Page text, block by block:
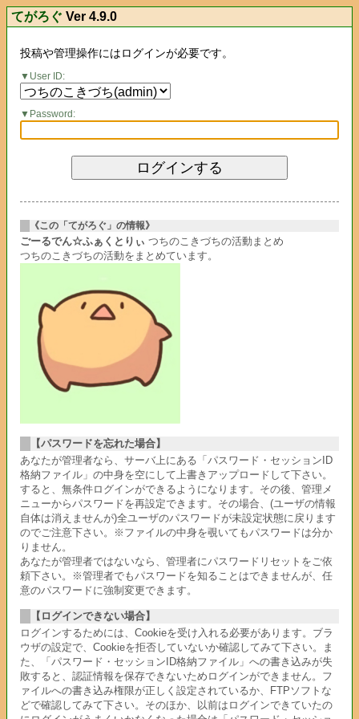
てがろぐ Ver 4.9.0
投稿や管理操作にはログインが必要です。
User ID:
Password:
《この「てがろぐ」の情報》
ごーるでん☆ふぁくとりぃ つちのこきづちの活動まとめ
つちのこきづちの活動をまとめています。
【パスワードを忘れた場合】
あなたが管理者なら、サーバ上にある「パスワード・セッションID
格納ファイル」の中身を空にして上書きアップロードして下さい。
すると、無条件ログインができるようになります。その後、管理メ
ニューからパスワードを再設定できます。その場合、(ユーザの情報
自体は消えませんが)全ユーザのパスワードが未設定状態に戻ります
のでご注意下さい。※ファイルの中身を覗いてもパスワードは分か
りません。
あなたが管理者ではないなら、管理者にパスワードリセットをご依
頼下さい。※管理者でもパスワードを知ることはできませんが、任
意のパスワードに強制変更できます。
【ログインできない場合】
ログインするためには、Cookieを受け入れる必要があります。ブラ
ウザの設定で、Cookieを拒否していないか確認してみて下さい。ま
た、「パスワード・セッションID格納ファイル」への書き込みが失
敗すると、認証情報を保存できないためログインができません。フ
ァイルへの書き込み権限が正しく設定されているか、FTPソフトな
どで確認してみて下さい。そのほか、以前はログインできていたの